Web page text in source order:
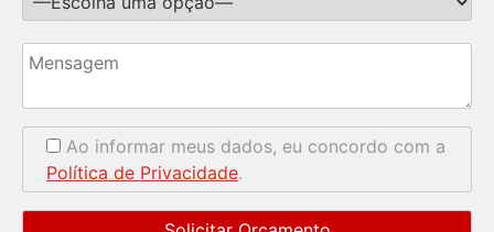
Ao informar meus dados, eu concordo com a
Política de Privacidade.